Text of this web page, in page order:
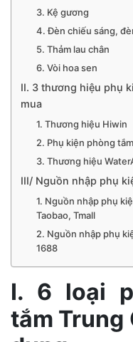
3. Kệ gương
4. Đèn chiếu sáng,
5. Thảm lau chân
6. Vòi hoa sen
II. 3 thương hiệu phụ
mua
1. Thương hiệu Hiwin
2. Phụ kiện phòng
3. Thương hiệu
III/ Nguồn nhập phụ
1. Nguồn nhập phụ
Taobao, Tmall
2. Nguồn nhập phụ
1688
I. 6 loại
tắm Trung